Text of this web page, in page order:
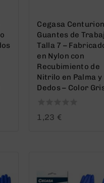
Cegasa Centurion
Guantes de
Talla 7 –
en Nylon con
Recubimiento de
Nitrilo en Palma y
Dedos – Color
0
1,23 €